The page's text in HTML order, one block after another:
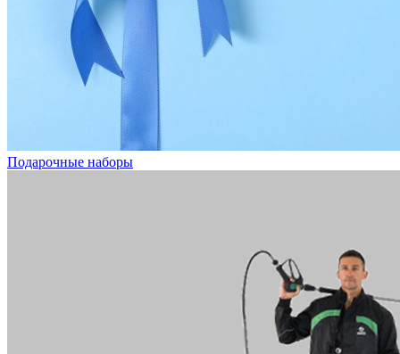
Подарочные наборы